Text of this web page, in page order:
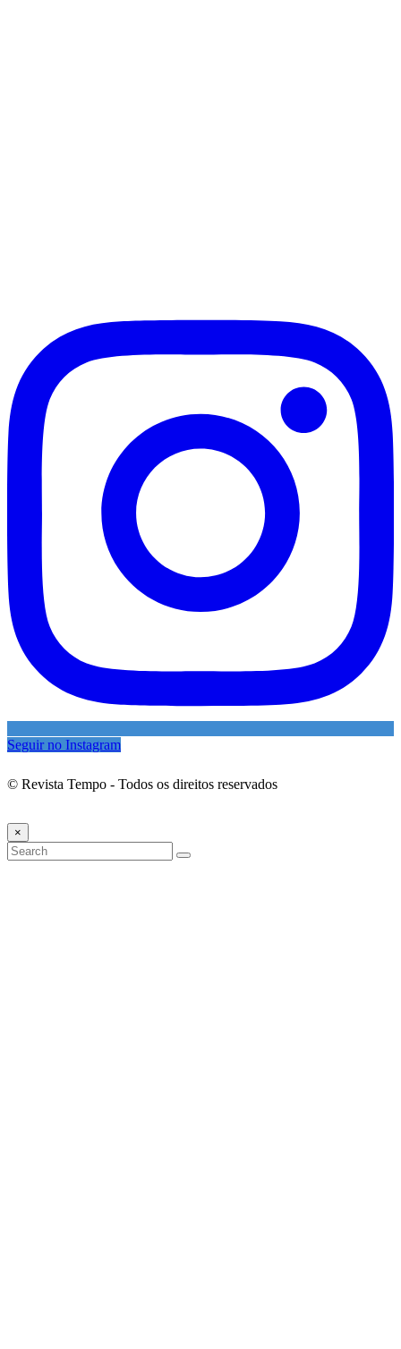
Seguir no Instagram
© Revista Tempo - Todos os direitos reservados
×